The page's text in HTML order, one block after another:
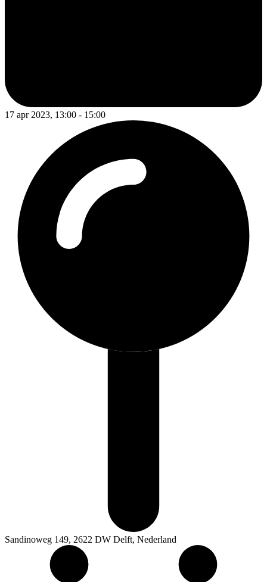
17 apr 2023, 13:00 - 15:00
Sandinoweg 149, 2622 DW Delft, Nederland